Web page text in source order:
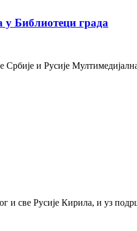
у Библиотеци града
и Русије
све Русије Кирила, и уз